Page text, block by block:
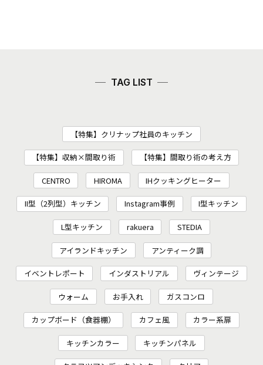
TAG LIST
【特集】クリナップ社員のキッチン
【特集】収納×間取り術 【特集】間取り術の考え方
CENTRO HIROMA IHクッキングヒーター
II型（2列型）キッチン Instagram事例 I型キッチン
L型キッチン rakuera STEDIA
アイランドキッチン アンティーク調
イベントレポート インダストリアル ヴィンテージ
ウォーム お手入れ ガスコンロ
カップボード（食器棚） カフェ風 カラー系扉
キッチンカラー キッチンパネル